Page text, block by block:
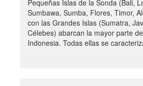
Pequeñas Islas de la Sonda (Bali,
Sumbawa, Sumba, Flores, Timor,
con las Grandes Islas (Sumatra,
Célebes) abarcan la mayor parte
Indonesia. Todas ellas se